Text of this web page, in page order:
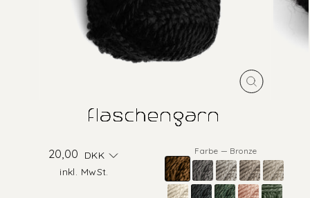
flaschengarn
20,00 Normaler
Preis
DKK
inkl. MwSt.
Farbe — Bronze